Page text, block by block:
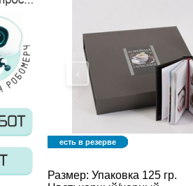
есть в резерве
‹
Размер: Упаковка 125 гр.